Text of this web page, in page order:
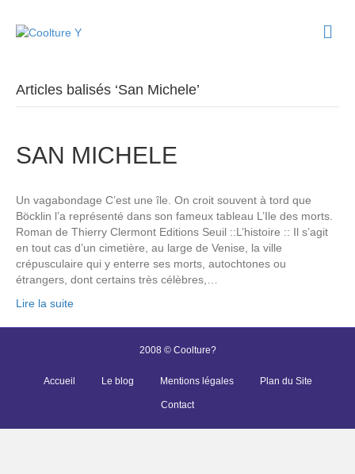
Articles balisés ‘San Michele’
SAN MICHELE
Un vagabondage C’est une île. On croit souvent à tord que
Böcklin l’a représenté dans son fameux tableau L’Ile des morts.
Roman de Thierry Clermont Editions Seuil ::L’histoire :: Il s’agit
en tout cas d’un cimetière, au large de Venise, la ville
crépusculaire qui y enterre ses morts, autochtones ou
étrangers, dont certains très célèbres,…
Lire la suite
2008 © Coolture?
Accueil Le blog Mentions légales Plan du Site
Contact